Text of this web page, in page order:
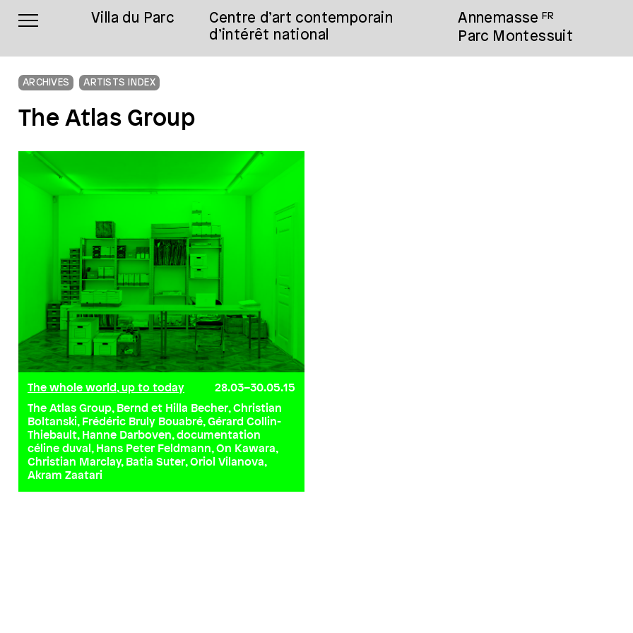
Villa du Parc
Centre d’art contemporain
d’intérêt national
Annemasse FR
Parc Montessuit
ARCHIVES ARTISTS INDEX
The Atlas Group
The whole world, up to today
28.03–30.05.15
The Atlas Group, Bernd et Hilla Becher, Christian
Boltanski, Frédéric Bruly Bouabré, Gérard Collin-
Thiebault, Hanne Darboven, documentation
céline duval, Hans Peter Feldmann, On Kawara,
Christian Marclay, Batia Suter, Oriol Vilanova,
Akram Zaatari